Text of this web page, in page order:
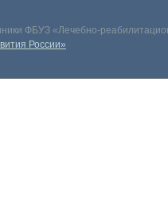
ФБУЗ «Лечебно-
России»